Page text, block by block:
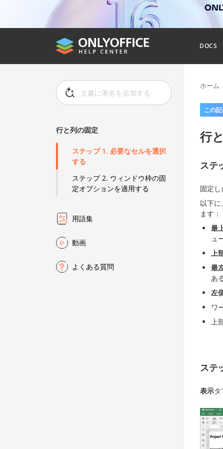
DOCS
行と列の固定
ステップ 1. 必要なセルを選択
する
ステップ 2. ウィンドウ枠の固
定オプションを適用する
用語集
動画
よくある質問
ホーム
この
行
ステ
固定し
以下
ます：
最
ュ
上
最
あ
左
ワ
上
ステ
表示タ